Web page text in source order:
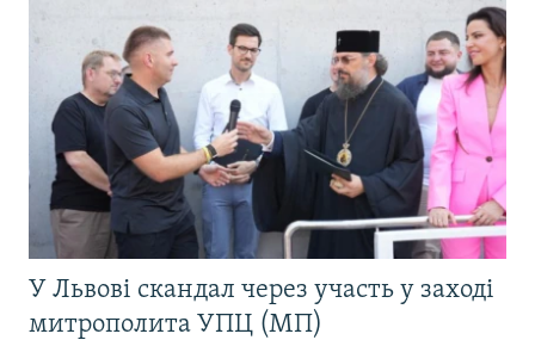
У Львові скандал через участь у заході
митрополита УПЦ (МП)